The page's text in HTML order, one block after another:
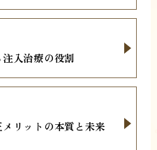
入治療の役割
リットの本質と未来